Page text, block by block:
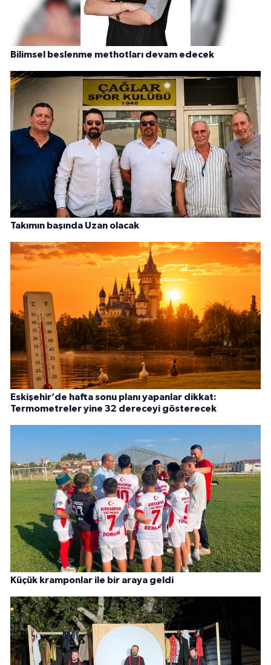
Bilimsel beslenme methotları devam edecek
Takımın başında Uzan olacak
Eskişehir’de hafta sonu planı yapanlar dikkat:
Termometreler yine 32 dereceyi gösterecek
Küçük kramponlar ile bir araya geldi